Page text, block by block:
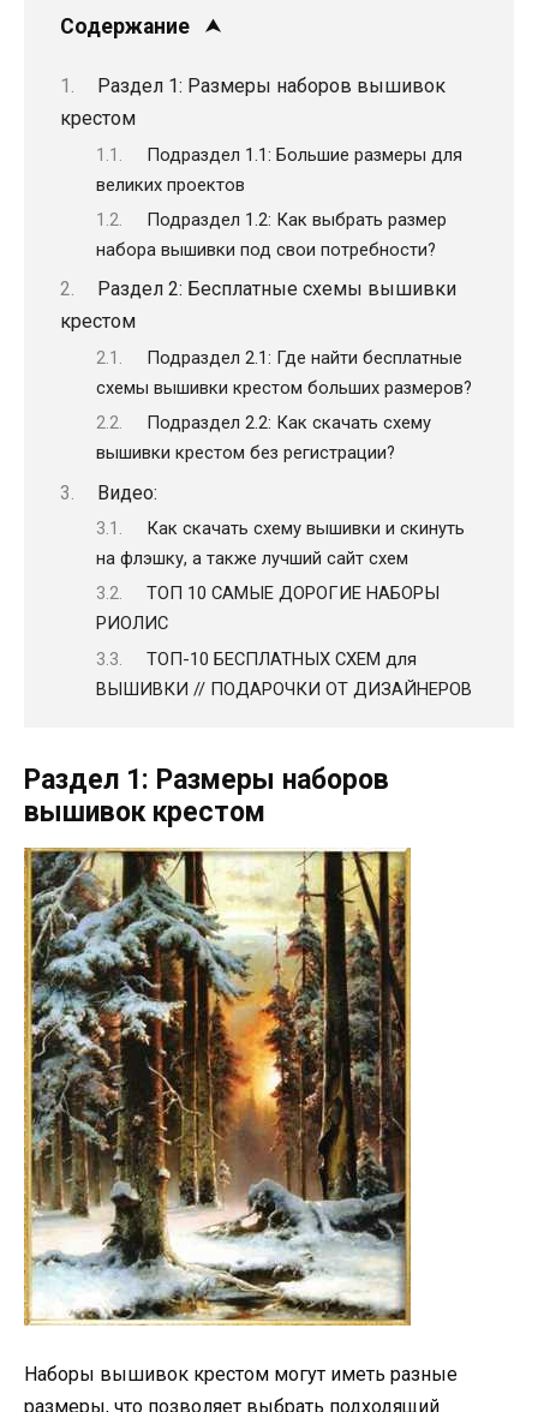
Содержание
Раздел 1: Размеры наборов вышивок
крестом
Подраздел 1.1: Большие размеры для
великих проектов
Подраздел 1.2: Как выбрать размер
набора вышивки под свои потребности?
Раздел 2: Бесплатные схемы вышивки
крестом
Подраздел 2.1: Где найти бесплатные
схемы вышивки крестом больших размеров?
Подраздел 2.2: Как скачать схему
вышивки крестом без регистрации?
Видео:
Как скачать схему вышивки и скинуть
на флэшку, а также лучший сайт схем
ТОП 10 САМЫЕ ДОРОГИЕ НАБОРЫ
РИОЛИС
ТОП-10 БЕСПЛАТНЫХ СХЕМ для
ВЫШИВКИ // ПОДАРОЧКИ ОТ ДИЗАЙНЕРОВ
Раздел 1: Размеры наборов
вышивок крестом
Наборы вышивок крестом могут иметь разные
размеры, что позволяет выбрать подходящий